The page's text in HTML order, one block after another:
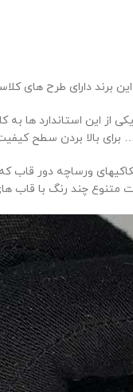
دارای طرح های
این استاندارد ها
برای بالا بردن سطح
ورساچه دور
چند رنگ با قاب های